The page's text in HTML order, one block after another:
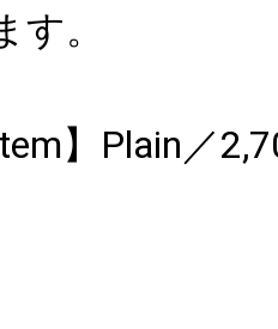
。
】Plain／